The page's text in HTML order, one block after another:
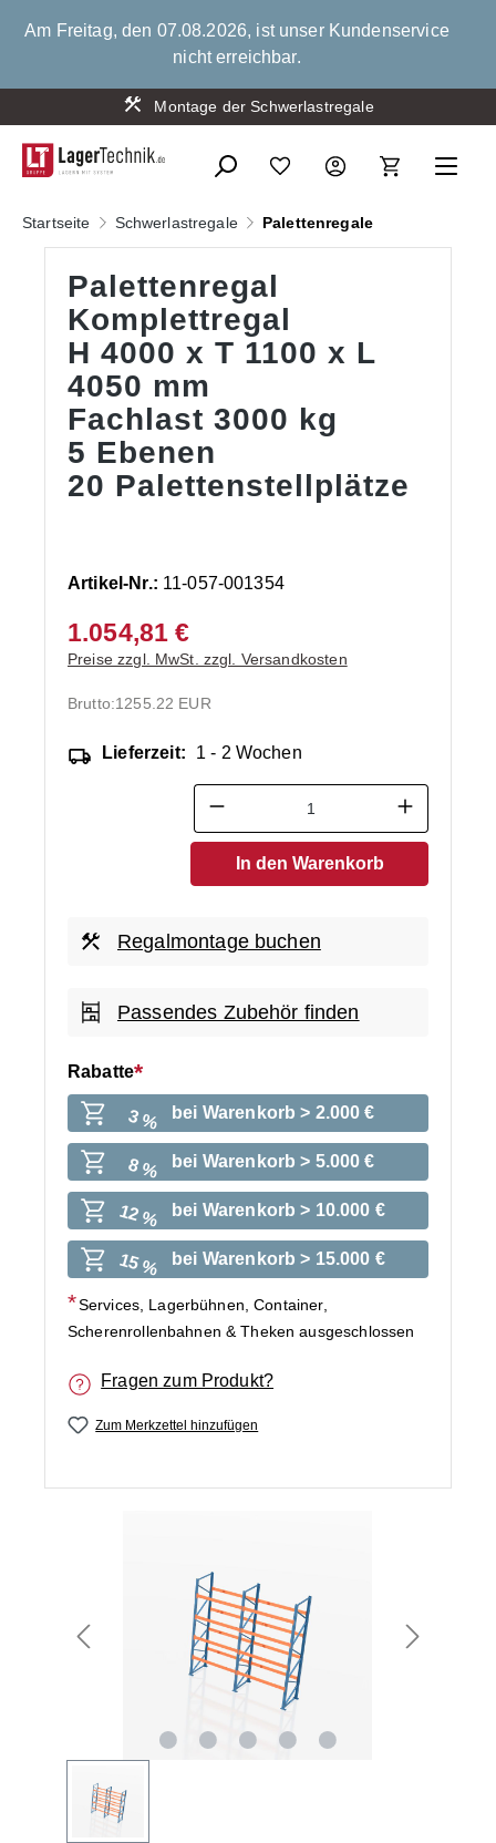
springen
Am Freitag, den 07.08.2026, ist unser Kundenservice
nicht erreichbar.
Montage der Schwerlastregale
Startseite Schwerlastregale Palettenregale
Palettenregal
Komplettregal
H 4000 x T 1100 x L
4050 mm
Fachlast 3000 kg
5 Ebenen
20 Palettenstellplätze
Artikel-Nr.: 11-057-001354
1.054,81 €
Preise zzgl. MwSt. zzgl. Versandkosten
Brutto:1255.22 EUR
Lieferzeit: 1 - 2 Wochen
Produkt Anzahl: Gib den
In den Warenkorb
Regalmontage buchen
Passendes Zubehör finden
Rabatte
3 % bei Warenkorb > 2.000 €
8 % bei Warenkorb > 5.000 €
12 % bei Warenkorb > 10.000 €
15 % bei Warenkorb > 15.000 €
Services, Lagerbühnen, Container,
Scherenrollenbahnen & Theken ausgeschlossen
Fragen zum Produkt?
Zum Merkzettel hinzufügen